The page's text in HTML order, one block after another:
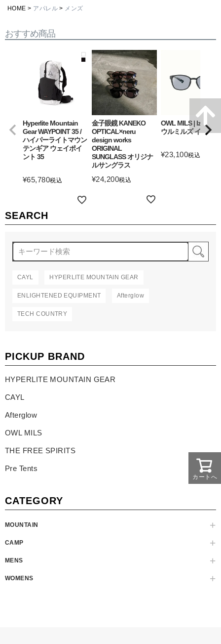
SEARCH
CAYL HYPERLITE MOUNTAIN GEAR
ENLIGHTENED EQUIPMENT Afterglow
TECH COUNTRY
PICKUP BRAND
HYPERLITE MOUNTAIN GEAR
CAYL
Afterglow
OWL MILS
THE FREE SPIRITS
Pre Tents
CATEGORY
MOUNTAIN
CAMP
MENS
WOMENS
HOME アパレル メンズ
おすすめ商品
Hyperlite Mountain
Gear WAYPOINT 35 /
ハイパーライトマウン
テンギア ウェイポイ
ント 35
¥65,780税込
金子眼鏡 KANEKO
OPTICAL×neru
design works
ORIGINAL
SUNGLASS オリジナ
ルサングラス
¥24,200税込
OWL MILS | Izanagi
ウルミルズ イザナギ
¥23,100税込
カートへ